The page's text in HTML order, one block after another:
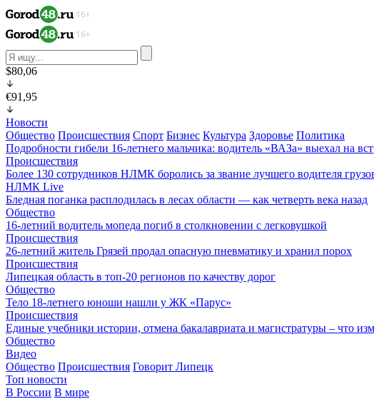
$80,06
€91,95
Новости
Общество Происшествия Спорт Бизнес Культура Здоровье Политика
Подробности гибели 16-летнего мальчика: водитель «ВАЗа» выехал на
Происшествия
Более 130 сотрудников НЛМК боролись за звание лучшего водителя
НЛМК Live
Бледная поганка расплодилась в лесах области — как четверть века назад
Общество
16-летний водитель мопеда погиб в столкновении с легковушкой
Происшествия
26-летний житель Грязей продал опасную пневматику и хранил порох
Происшествия
Липецкая область в топ-20 регионов по качеству дорог
Общество
Тело 18-летнего юноши нашли у ЖК «Парус»
Происшествия
Единые учебники истории, отмена бакалавриата и магистратуры – что
Общество
Видео
Общество Происшествия Говорит Липецк
Топ новости
В России В мире